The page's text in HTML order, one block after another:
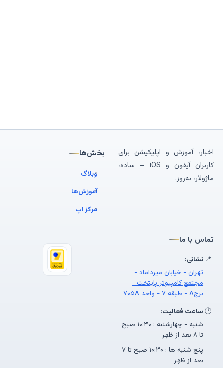
اخبار، آموزش و اپلیکیشن برای
کاربران آیفون و iOS — ساده،
ماژولار، به‌روز.
بخش‌ها
وبلاگ
آموزش‌ها
مرکز اپ
تماس با ما
📍 نشانی:
تهران - خیابان میرداماد -
مجتمع کامپیوتر پایتخت -
برجA - طبقه ۷ - واحد ۷۰۵A
🕐 ساعت فعالیت:
شنبه - چهارشنبه : ۱۰:۳۰ صبح
تا ۸ بعد از ظهر
پنج شنبه ها : ۱۰:۳۰ صبح تا ۷
بعد از ظهر